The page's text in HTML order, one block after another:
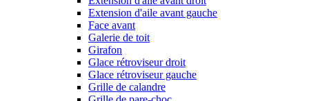
Extension d'aile avant gauche
Face avant
Galerie de toit
Girafon
Glace rétroviseur droit
Glace rétroviseur gauche
Grille de calandre